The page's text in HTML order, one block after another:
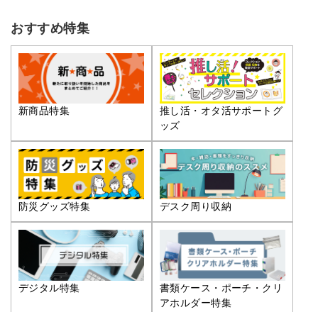
おすすめ特集
新商品特集
推し活・オタ活サポートグ
ッズ
防災グッズ特集 デスク周り収納
デジタル特集
書類ケース・ポーチ・クリ
アホルダー特集